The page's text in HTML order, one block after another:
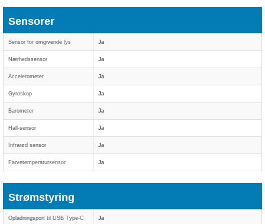
Sensorer
Sensor for omgivende lys Ja
Nærhedssensor Ja
Accelerometer Ja
Gyroskop Ja
Barometer Ja
Hall-sensor Ja
Infrarød sensor Ja
Farvetemperatursensor Ja
Strømstyring
Opladningsport til USB Type-C Ja